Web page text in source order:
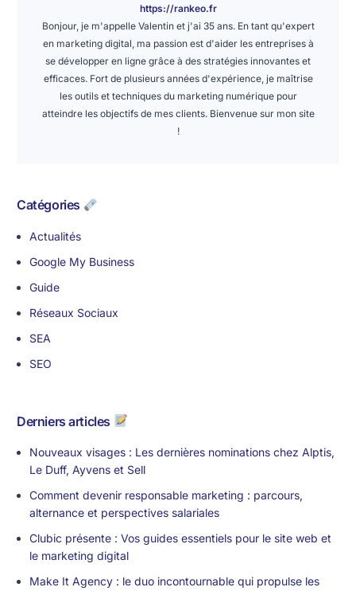
https://rankeo.fr
Bonjour, je m'appelle Valentin et j'ai 35 ans. En tant qu'expert
en marketing digital, ma passion est d'aider les entreprises à
se développer en ligne grâce à des stratégies innovantes et
efficaces. Fort de plusieurs années d'expérience, je maîtrise
les outils et techniques du marketing numérique pour
atteindre les objectifs de mes clients. Bienvenue sur mon site
!
Catégories
Actualités
Google My Business
Guide
Réseaux Sociaux
SEA
SEO
Derniers articles
Nouveaux visages : Les dernières nominations chez Alptis,
Le Duff, Ayvens et Sell
Comment devenir responsable marketing : parcours,
alternance et perspectives salariales
Clubic présente : Vos guides essentiels pour le site web et
le marketing digital
Make It Agency : le duo incontournable qui propulse les